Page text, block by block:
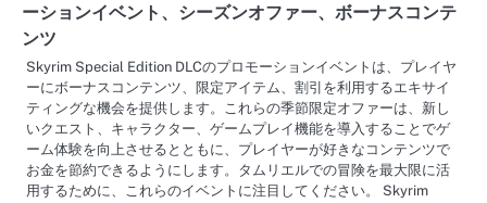
ーションイベント、シーズンオファー、ボーナスコンテ
ンツ
Skyrim Special Edition DLCのプロモーションイベントは、プレイヤ
ーにボーナスコンテンツ、限定アイテム、割引を利用するエキサイ
ティングな機会を提供します。これらの季節限定オファーは、新し
いクエスト、キャラクター、ゲームプレイ機能を導入することでゲ
ーム体験を向上させるとともに、プレイヤーが好きなコンテンツで
お金を節約できるようにします。タムリエルでの冒険を最大限に活
用するために、これらのイベントに注目してください。 Skyrim